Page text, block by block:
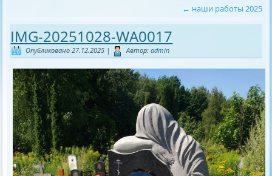
← наши работы 2025
IMG-20251028-WA0017
Опубликовано 27.12.2025 | Автор: admin